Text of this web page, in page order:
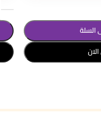
السلة